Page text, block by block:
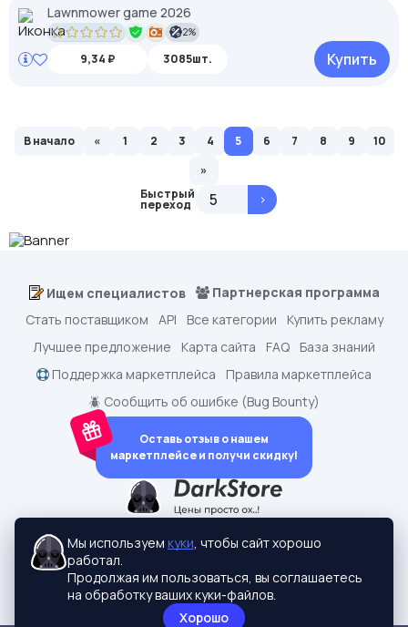
Lawnmower game 2026
2%
9,34 ₽ 3085шт. Купить
В начало « 1 2 3 4 5 6 7 8 9
10
»
Быстрый
переход >
dark.shopping - Маркетплейс аккаунтов
2015-2026 © dark.shopping
Актуальные адреса:
Ищем специалистов
Партнерская программа
Стать поставщиком
API Все категории
Купить рекламу
Лучшее предложение
Карта сайта FAQ
База знаний
Поддержка маркетплейса
Правила маркетплейса
🪲 Сообщить об ошибке (Bug Bounty)
Оставь отзыв о нашем
маркетплейсе и получи скидку!
Мы используем куки, чтобы сайт хорошо
работал.
Продолжая им пользоваться, вы соглашаетесь
на обработку ваших куки-файлов.
Хорошо